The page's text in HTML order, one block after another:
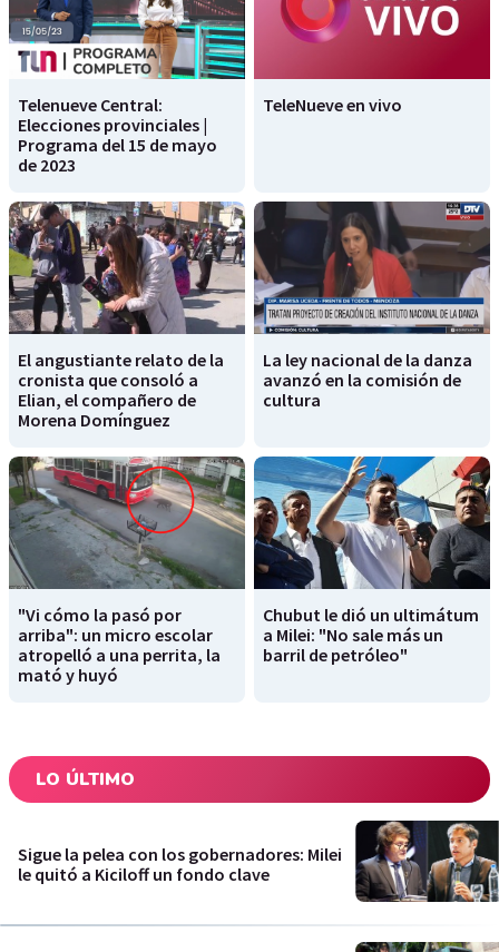
Telenueve Central:
Elecciones provinciales |
Programa del 15 de mayo
de 2023
TeleNueve en vivo
El angustiante relato de la
cronista que consoló a
Elian, el compañero de
Morena Domínguez
La ley nacional de la danza
avanzó en la comisión de
cultura
"Vi cómo la pasó por
arriba": un micro escolar
atropelló a una perrita, la
mató y huyó
Chubut le dió un ultimátum
a Milei: "No sale más un
barril de petróleo"
LO ÚLTIMO
Sigue la pelea con los gobernadores: Milei
le quitó a Kiciloff un fondo clave